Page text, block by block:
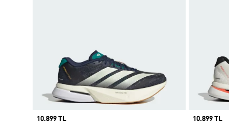
Price
10.899 TL
Price
10.899 TL